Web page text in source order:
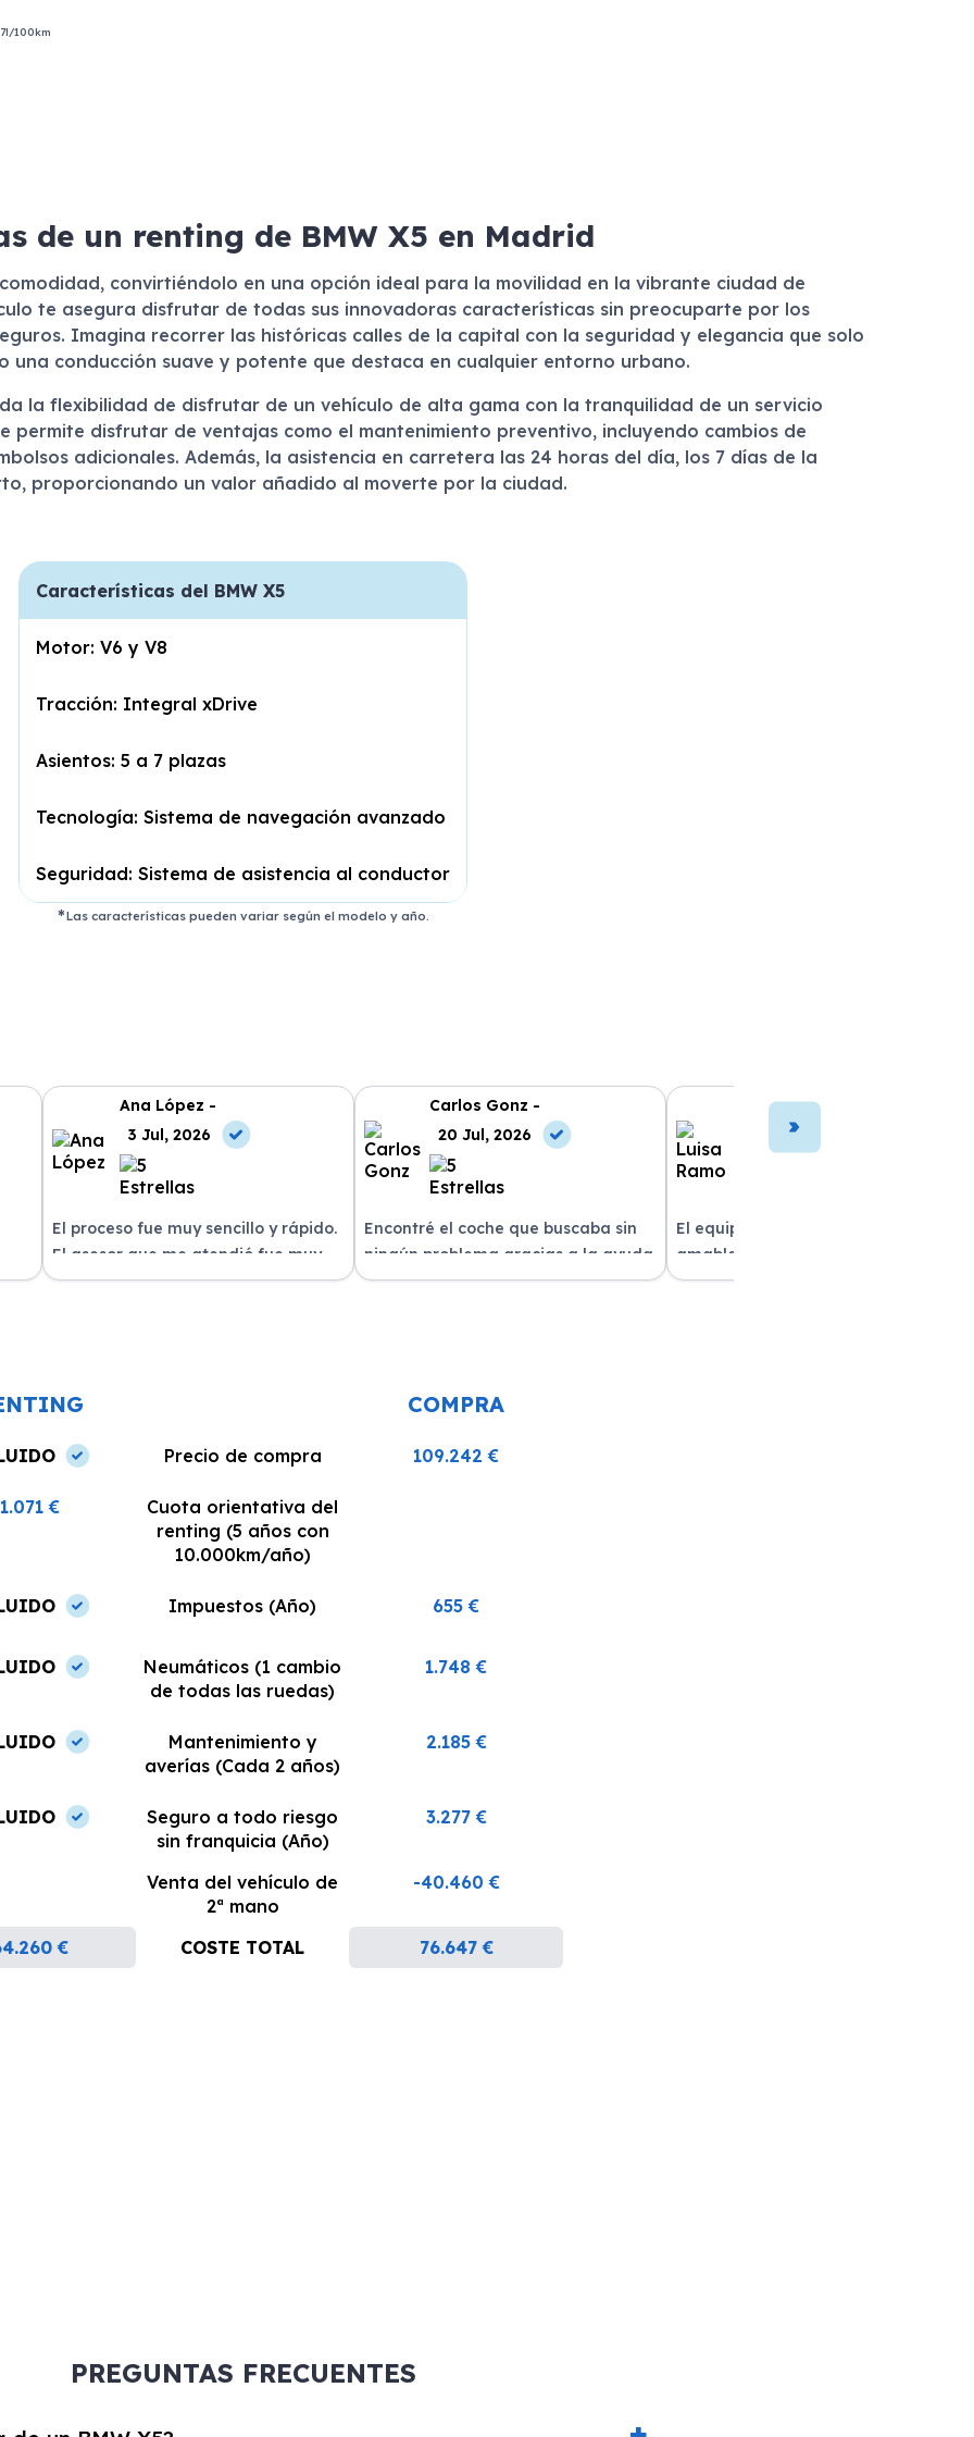
100km
de un renting de BMW X5 en Madrid
convirtiéndolo en una opción ideal para la movilidad en la vibrante ciudad de
te asegura disfrutar de todas sus innovadoras características sin preocuparte por los
Imagina recorrer las históricas calles de la capital con la seguridad y elegancia que solo
una conducción suave y potente que destaca en cualquier entorno urbano.
la flexibilidad de disfrutar de un vehículo de alta gama con la tranquilidad de un servicio
permite disfrutar de ventajas como el mantenimiento preventivo, incluyendo cambios de
adicionales. Además, la asistencia en carretera las 24 horas del día, los 7 días de la
proporcionando un valor añadido al moverte por la ciudad.
Características del BMW X5
Motor: V6 y V8
Tracción: Integral xDrive
Asientos: 5 a 7 plazas
Tecnología: Sistema de navegación avanzado
Seguridad: Sistema de asistencia al conductor
Las características pueden variar según el modelo y año.
Ana López -
3 Jul, 2026
El proceso fue muy sencillo y rápido.
El asesor que me atendió fue muy
amable y me explicó todo con
Carlos Gonz -
20 Jul, 2026
Encontré el coche que buscaba sin
ningún problema gracias a la ayuda
del equipo. La atención al cliente fue
Luisa Ramo -
10 Jun, 2026
El equipo fue muy profesional y
amable durante todo el proceso. La
entrega del vehículo fue rapidísima
COMPRA
Precio de compra 109.242 €
1.071 €
Cuota orientativa del
renting (5 años con
10.000km/año)
Impuestos (Año) 655 €
Neumáticos (1 cambio
de todas las ruedas)
1.748 €
Mantenimiento y
averías (Cada 2 años)
2.185 €
Seguro a todo riesgo
sin franquicia (Año)
3.277 €
Venta del vehículo de
2ª mano
-40.460 €
€ COSTE TOTAL 76.647 €
PREGUNTAS FRECUENTES